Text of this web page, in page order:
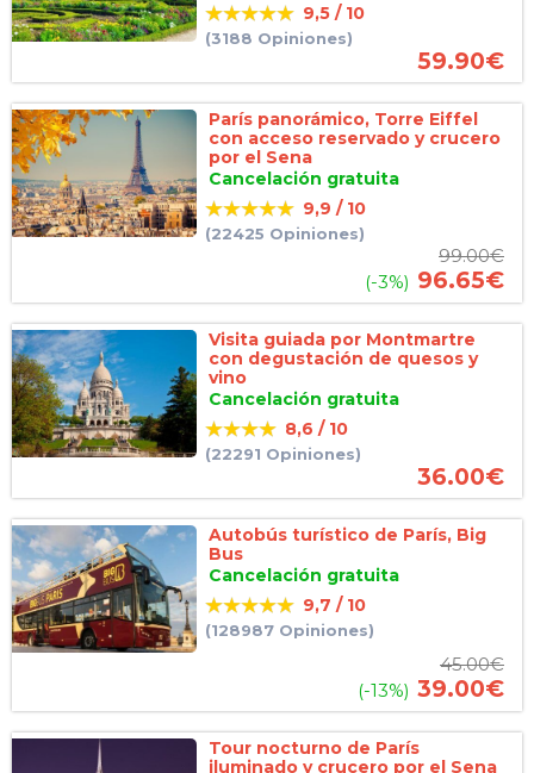
9,5 / 10
(3188 Opiniones)
59.90€
París panorámico, Torre Eiffel
con acceso reservado y crucero
por el Sena
Cancelación gratuita
9,9 / 10
(22425 Opiniones)
99.00€
(-3%) 96.65€
Visita guiada por Montmartre
con degustación de quesos y
vino
Cancelación gratuita
8,6 / 10
(22291 Opiniones)
36.00€
Autobús turístico de París, Big
Bus
Cancelación gratuita
9,7 / 10
(128987 Opiniones)
45.00€
(-13%) 39.00€
Tour nocturno de París
iluminado y crucero por el Sena